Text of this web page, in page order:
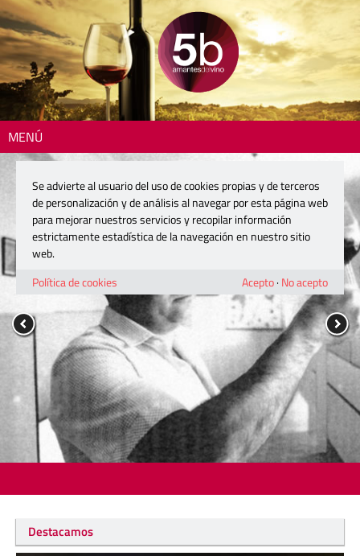
MENÚ
Destacamos
Se advierte al usuario del uso de cookies propias y de terceros
de personalización y de análisis al navegar por esta página web
para mejorar nuestros servicios y recopilar información
estrictamente estadística de la navegación en nuestro sitio
web.
Política de cookies
Acepto· No acepto